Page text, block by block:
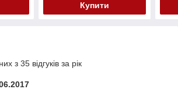
Купити
з 35 відгуків за рік